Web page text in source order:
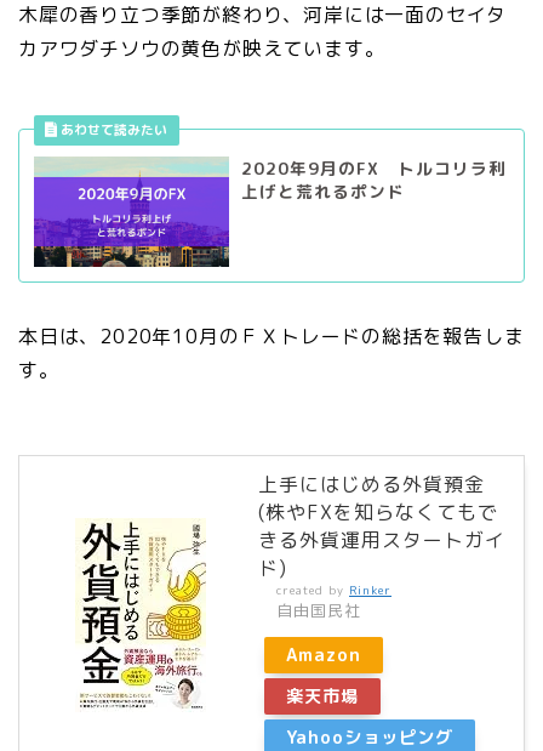
木犀の香り立つ季節が終わり、河岸には一面のセイタ
カアワダチソウの黄色が映えています。
2020年9月のFX トルコリラ利
上げと荒れるポンド
本日は、2020年10月のＦＸトレードの総括を報告しま
す。
上手にはじめる外貨預金
(株やFXを知らなくてもで
きる外貨運用スタートガイ
ド)
created by Rinker
自由国民社
Amazon
楽天市場
Yahooショッピング